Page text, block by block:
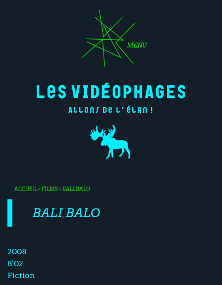
MENU
Allons de l'élan !
ACCUEIL< FILMS< BALI BALO
BALI BALO
2008
8'02
Fiction